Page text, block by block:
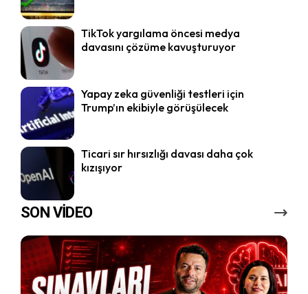
TikTok yargılama öncesi medya
davasını çözüme kavuşturuyor
Yapay zeka güvenliği testleri için
Trump’ın ekibiyle görüşülecek
Ticari sır hırsızlığı davası daha çok
kızışıyor
SON VİDEO